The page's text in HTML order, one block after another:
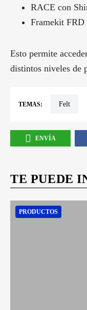
RACE con
Framekit FRD
Esto permite
distintos niveles de
TEMAS: Felt
ENVÍA
TE PUEDE
PRODUCTOS